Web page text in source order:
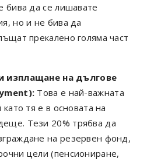
бива да се лишавате
но и не бива да
прекалено голяма част
изплащане на дългове
Това е най-важната
тя е в основата на
Тези 20% трябва да
на резервен фонд,
цели (пенсиониране,